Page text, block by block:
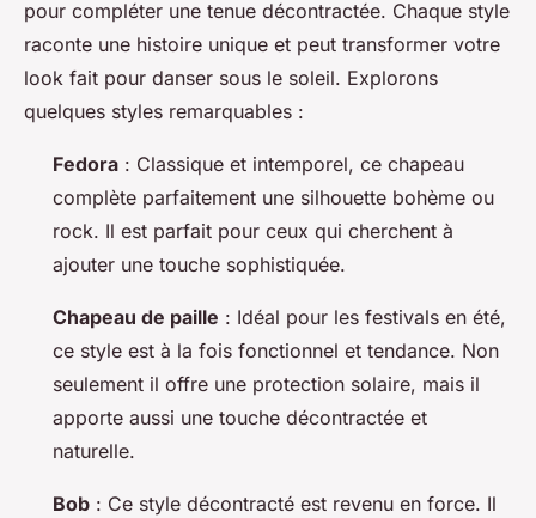
pour compléter une tenue décontractée. Chaque style
raconte une histoire unique et peut transformer votre
look fait pour danser sous le soleil. Explorons
quelques styles remarquables :
Fedora : Classique et intemporel, ce chapeau
complète parfaitement une silhouette bohème ou
rock. Il est parfait pour ceux qui cherchent à
ajouter une touche sophistiquée.
Chapeau de paille : Idéal pour les festivals en été,
ce style est à la fois fonctionnel et tendance. Non
seulement il offre une protection solaire, mais il
apporte aussi une touche décontractée et
naturelle.
Bob : Ce style décontracté est revenu en force. Il